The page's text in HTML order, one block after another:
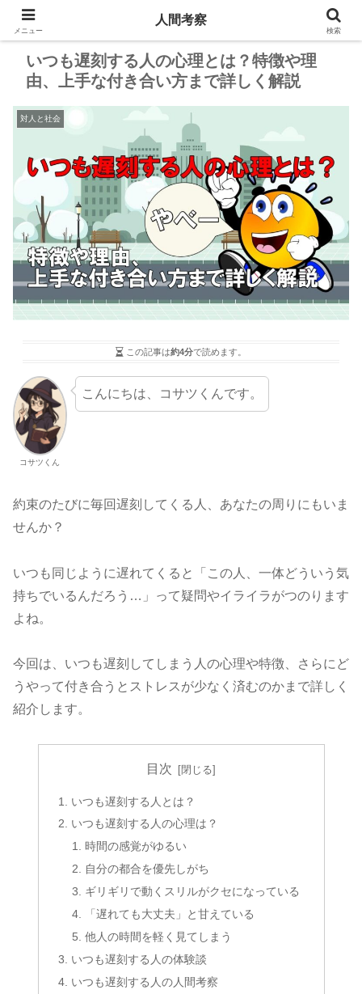
PR
いつも遅刻する人の心理とは？特徴や理
由、上手な付き合い方まで詳しく解説
対人と社会
この記事は約4分で読めます。
コサツくん
こんにちは、コサツくんです。
約束のたびに毎回遅刻してくる人、あなたの周りにもいま
せんか？
いつも同じように遅れてくると「この人、一体どういう気
持ちでいるんだろう…」って疑問やイライラがつのります
よね。
今回は、いつも遅刻してしまう人の心理や特徴、さらにど
うやって付き合うとストレスが少なく済むのかまで詳しく
紹介します。
目次
いつも遅刻する人とは？
いつも遅刻する人の心理は？
時間の感覚がゆるい
自分の都合を優先しがち
ギリギリで動くスリルがクセになっている
「遅れても大丈夫」と甘えている
他人の時間を軽く見てしまう
いつも遅刻する人の体験談
いつも遅刻する人の人間考察
メニュー
人間考察
検索